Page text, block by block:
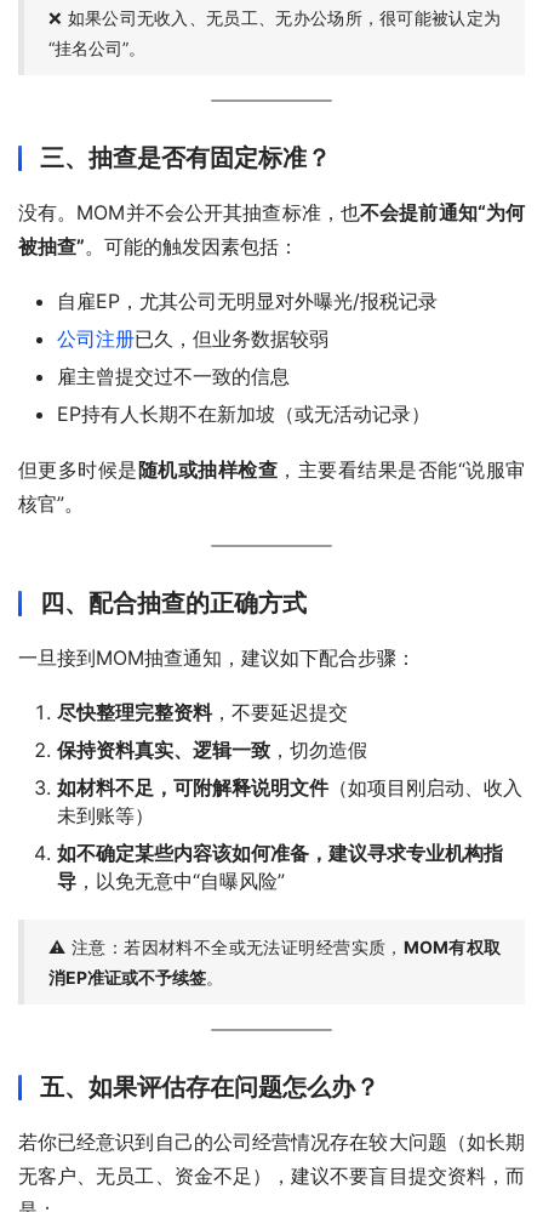
❌ 如果公司无收入、无员工、无办公场所，很可能被认定为
“挂名公司”。
三、抽查是否有固定标准？
没有。MOM并不会公开其抽查标准，也不会提前通知“为何
被抽查”。可能的触发因素包括：
自雇EP，尤其公司无明显对外曝光/报税记录
公司注册已久，但业务数据较弱
雇主曾提交过不一致的信息
EP持有人长期不在新加坡（或无活动记录）
但更多时候是随机或抽样检查 ，主要看结果是否能“说服审
核官”。
四、配合抽查的正确方式
一旦接到MOM抽查通知，建议如下配合步骤：
尽快整理完整资料，不要延迟提交
保持资料真实、逻辑一致 ，切勿造假
如材料不足，可附解释说明文件（如项目刚启动、收入
未到账等）
如不确定某些内容该如何准备，建议寻求专业机构指
导 ，以免无意中“自曝风险”
⚠ 注意：若因材料不全或无法证明经营实质， MOM有权取
消EP准证或不予续签。
五、如果评估存在问题怎么办？
若你已经意识到自己的公司经营情况存在较大问题（如长期
无客户、无员工、资金不足），建议不要盲目提交资料，而